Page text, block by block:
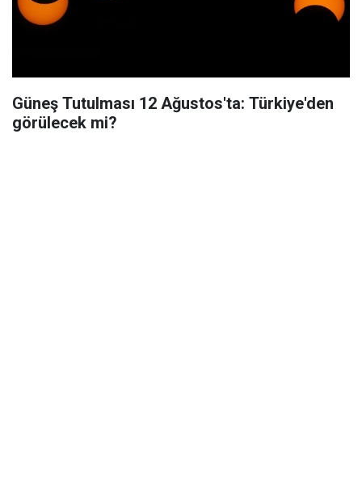
Güneş Tutulması 12 Ağustos'ta: Türkiye'den
görülecek mi?